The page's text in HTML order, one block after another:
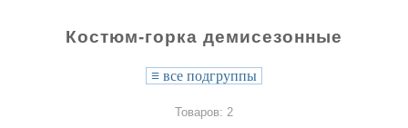
Костюм-горка демисезонные
≡ все подгруппы
Товаров: 2